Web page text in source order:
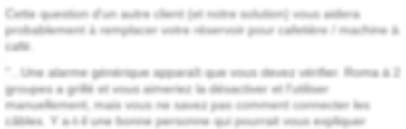
Cette question d'un autre client (et notre solution) vous aidera
probablement à remplacer votre réservoir pour cafetière / machine à
café.
"...Une alarme générique apparaît que vous devez vérifier. Roma à 2
groupes a grillé et vous aimeriez la désactiver et l'utiliser
manuellement, mais vous ne savez pas comment connecter les
câbles. Y a-t-il une bonne personne qui pourrait vous expliquer